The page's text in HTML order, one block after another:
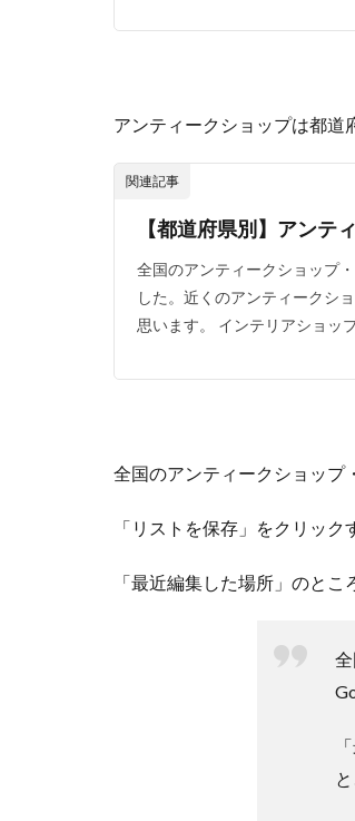
アンティークショップは都道
関連記事
【都道府県別】アンテ
全国のアンティークショップ
した。近くのアンティークシ
思います。 インテリアショッ
全国のアンティークショップ
「リストを保存」をクリック
「最近編集した場所」のと